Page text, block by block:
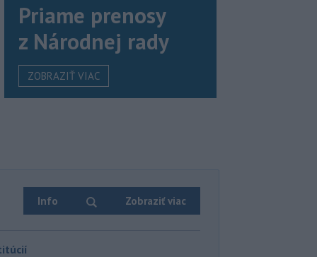
Priame prenosy
z Národnej rady
ZOBRAZIŤ VIAC
Info Zobraziť viac